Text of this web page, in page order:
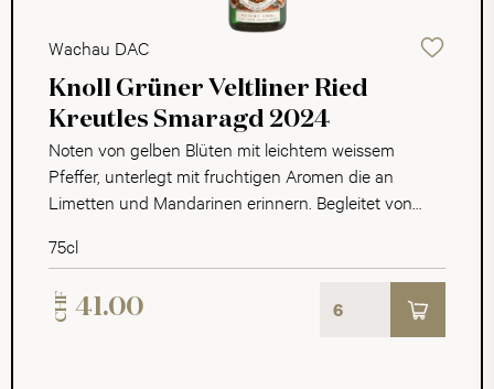
Wachau DAC
Knoll Grüner Veltliner Ried
Kreutles Smaragd 2024
Noten von gelben Blüten mit leichtem weissem
Pfeffer, unterlegt mit fruchtigen Aromen die an
Limetten und Mandarinen erinnern. Begleitet von
trocken mit gut stützender Säure. Die Fruchtigkeit
Steinfrüchte mit leicht würzigen Anklängen, gut
75cl
CHF 41.00